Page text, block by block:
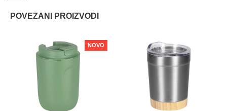
POVEZANI PROIZVODI
NOVO